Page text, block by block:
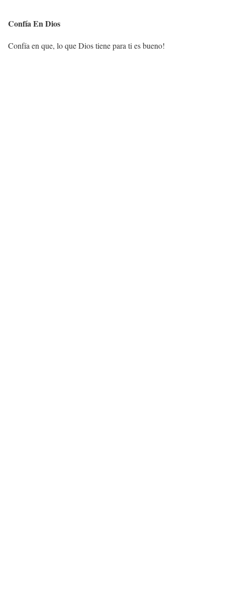
Confía En Dios
Confía en que, lo que Dios tiene para ti es bueno!